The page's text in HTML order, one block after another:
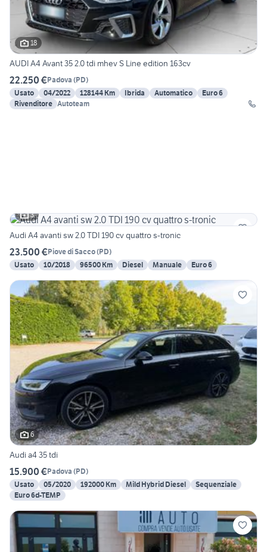
18
AUDI A4 Avant 35 2.0 tdi mhev S Line edition 163cv
22.250 €Padova (PD)
Usato
04/2022 128144 Km Ibrida Automatico
Euro 6
Rivenditore Autoteam
3
Audi A4 avanti sw 2.0 TDI 190 cv quattro s-tronic
23.500 €Piove di Sacco(PD)
Usato
10/2018 96500 Km Diesel Manuale Euro 6
6
Audi a4 35 tdi
15.900 €Padova (PD)
Usato
05/2020 192000 Km Mild Hybrid Diesel
Sequenziale
Euro 6d-TEMP